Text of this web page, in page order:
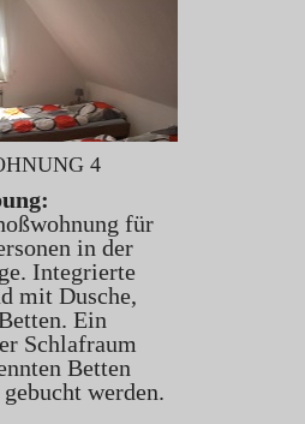
4
für
in der
Integrierte
mit Dusche,
Ein
Schlafraum
Betten
werden.